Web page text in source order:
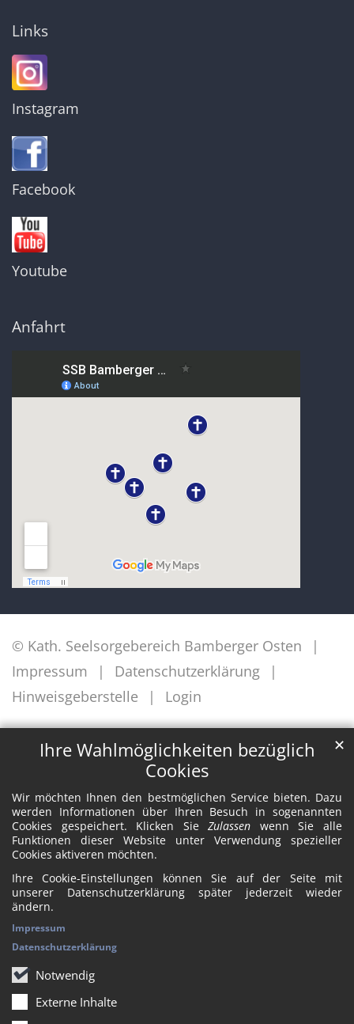
Ihre Wahlmöglichkeiten bezüglich
Cookies
Wir möchten Ihnen den bestmöglichen Service bieten. Dazu
werden Informationen über Ihren Besuch in sogenannten
Cookies gespeichert. Klicken SieZulassen wenn Sie alle
Funktionen dieser Website unter Verwendung spezieller
Cookies aktiveren möchten.
Ihre Cookie-Einstellungen können Sie auf der Seite mit
unserer Datenschutzerklärung später jederzeit wieder
ändern.
Notwendig
Externe Inhalte
✕
Impressum
Datenschutzerklärung
Links
Instagram
Facebook
Youtube
Anfahrt
© Kath. Seelsorgebereich Bamberger Osten
Impressum
Datenschutzerklärung
Hinweisgeberstelle
Login